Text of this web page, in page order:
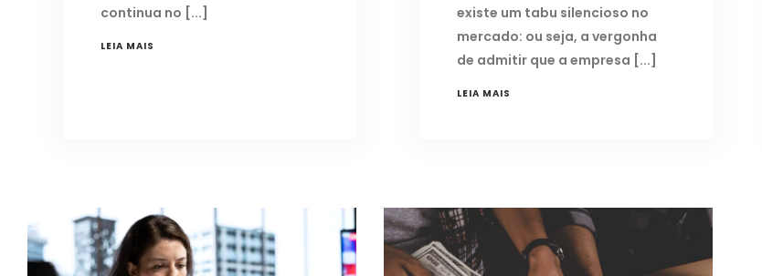
continua no
LEIA MAIS
existe um tabu silencioso no
mercado: ou seja, a vergonha
de admitir que a empresa
LEIA MAIS